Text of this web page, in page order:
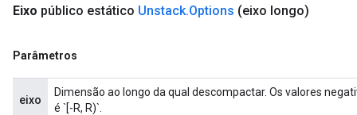
Eixo público estático Unstack.Options (eixo longo)
Parâmetros
eixo
Dimensão ao longo da qual descompactar. Os valores
é `[-R, R)`.